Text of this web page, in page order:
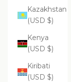
Kazakhstan
(USD $)
Kenya
(USD $)
Kiribati
(USD $)